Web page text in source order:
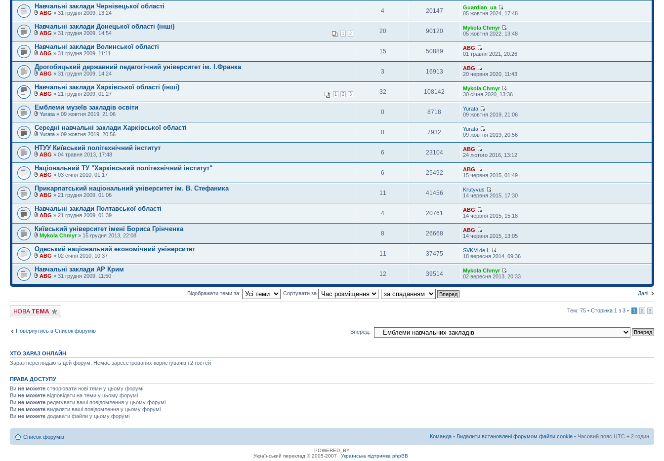
Навчальні заклади Чернівецької області
ABG » 31 грудня 2009, 13:24 4 20147
Guardian_ua
05 жовтня 2024, 17:48
Навчальні заклади Донецької області (інші)
1 2
ABG » 31 грудня 2009, 14:54 20 90120
Mykola Chmyr
05 жовтня 2022, 13:48
Навчальні заклади Волинської області
ABG » 31 грудня 2009, 11:11 15 50889
ABG
01 травня 2021, 20:26
Дрогобицький державний педагогічний університет ім. І.Франка
ABG » 31 грудня 2009, 14:24 3 16913
ABG
20 червня 2020, 11:43
Навчальні заклади Харківської області (інші)
1 2 3
ABG » 21 грудня 2009, 01:27 32 108142
Mykola Chmyr
30 січня 2020, 13:36
Емблеми музеїв закладів освіти
Yurata » 09 жовтня 2019, 21:06 0 8718
Yurata
09 жовтня 2019, 21:06
Середні навчальні заклади Харківської області
Yurata » 09 жовтня 2019, 20:56 0 7932
Yurata
09 жовтня 2019, 20:56
НТУУ Київський політехнічний інститут
ABG » 04 травня 2013, 17:48 6 23104
ABG
24 лютого 2016, 13:12
Національний ТУ "Харківський політехнічний інститут"
ABG » 03 січня 2010, 01:17 6 25492
ABG
15 червня 2015, 01:49
Прикарпатський національний університет ім. В. Стефаника
ABG » 21 грудня 2009, 01:06 11 41456
Krutyvus
14 червня 2015, 17:30
Навчальні заклади Полтавської області
ABG » 21 грудня 2009, 01:39 4 20761
ABG
14 червня 2015, 15:18
Київський університет імені Бориса Грінченка
Mykola Chmyr» 15 грудня 2013, 22:08 8 26668
ABG
14 червня 2015, 13:05
Одеський національний економічний університет
ABG » 02 січня 2010, 10:37 11 37475
SVKM de L
18 вересня 2014, 09:36
Навчальні заклади АР Крим
ABG » 31 грудня 2009, 11:50 12 39514
Mykola Chmyr
02 вересня 2013, 20:33
Далі
Відображати теми за: Сортувати за
Створити нову тему Тем: 75 • Сторінка 1 з 3 • 1 2 3
Повернутись в Список форумів Вперед:
ХТО ЗАРАЗ ОНЛАЙН
Зараз переглядають цей форум: Немає зареєстрованих користувачів і 2 гостей
ПРАВА ДОСТУПУ
Ви не можете створювати нові теми у цьому форумі
Ви не можете відповідати на теми у цьому форумі
Ви не можете редагувати ваші повідомлення у цьому форумі
Ви не можете видаляти ваші повідомлення у цьому форумі
Ви не можете додавати файли у цьому форумі
Список форумів Команда • Видалити встановлені форумом файли cookie • Часовий пояс UTC + 2 годин
POWERED_BY
Український переклад © 2005-2007
Українська підтримка phpBB